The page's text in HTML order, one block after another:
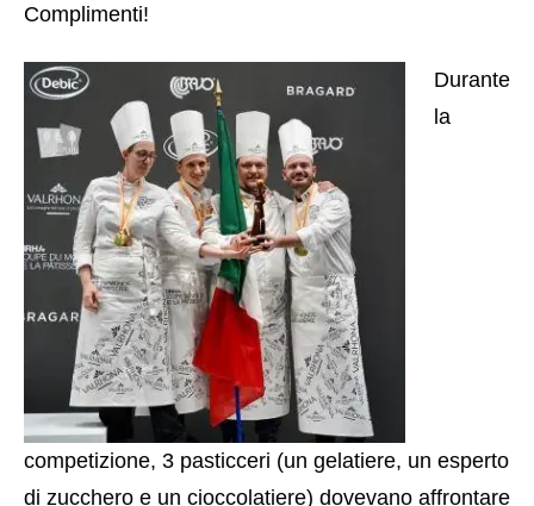
Complimenti!
Durante
la
competizione, 3 pasticceri (un gelatiere, un esperto
di zucchero e un cioccolatiere) dovevano affrontare